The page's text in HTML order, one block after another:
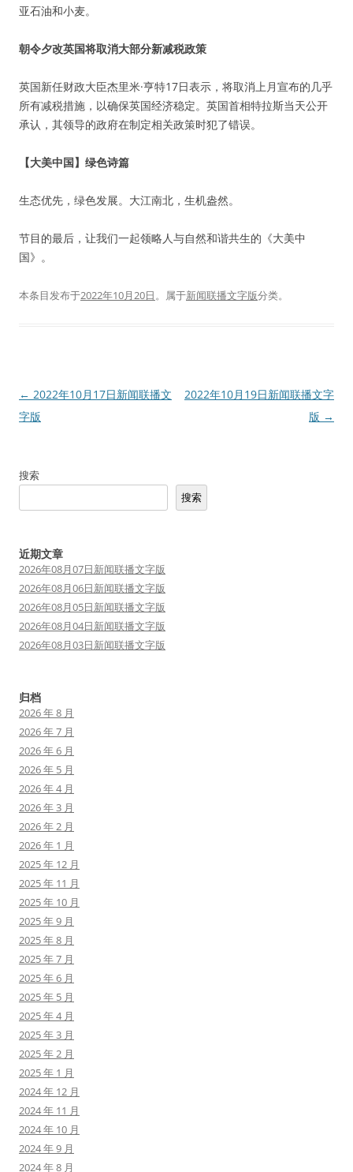
亚石油和小麦。
朝令夕改英国将取消大部分新减税政策
英国新任财政大臣杰里米·亨特17日表示，将取消上月宣布的几乎
所有减税措施，以确保英国经济稳定。英国首相特拉斯当天公开
承认，其领导的政府在制定相关政策时犯了错误。
【大美中国】绿色诗篇
生态优先，绿色发展。大江南北，生机盎然。
节目的最后，让我们一起领略人与自然和谐共生的《大美中
国》。
本条目发布于2022年10月20日。属于新闻联播文字版分类。
文
章
← 2022年10月17日新闻联播文
字版
2022年10月19日新闻联播文字
版 →
搜索
搜索
近期文章
2026年08月07日新闻联播文字版
2026年08月06日新闻联播文字版
2026年08月05日新闻联播文字版
2026年08月04日新闻联播文字版
2026年08月03日新闻联播文字版
归档
2026 年 8 月
2026 年 7 月
2026 年 6 月
2026 年 5 月
2026 年 4 月
2026 年 3 月
2026 年 2 月
2026 年 1 月
2025 年 12 月
2025 年 11 月
2025 年 10 月
2025 年 9 月
2025 年 8 月
2025 年 7 月
2025 年 6 月
2025 年 5 月
2025 年 4 月
2025 年 3 月
2025 年 2 月
2025 年 1 月
2024 年 12 月
2024 年 11 月
2024 年 10 月
2024 年 9 月
2024 年 8 月